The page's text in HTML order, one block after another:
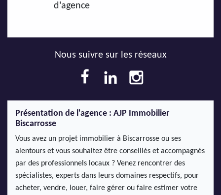
d'agence
Nous suivre sur les réseaux
Présentation de l'agence : AJP Immobilier
Biscarrosse
Vous avez un projet immobilier à Biscarrosse ou ses
alentours et vous souhaitez être conseillés et accompagnés
par des professionnels locaux ? Venez rencontrer des
spécialistes, experts dans leurs domaines respectifs, pour
acheter, vendre, louer, faire gérer ou faire estimer votre